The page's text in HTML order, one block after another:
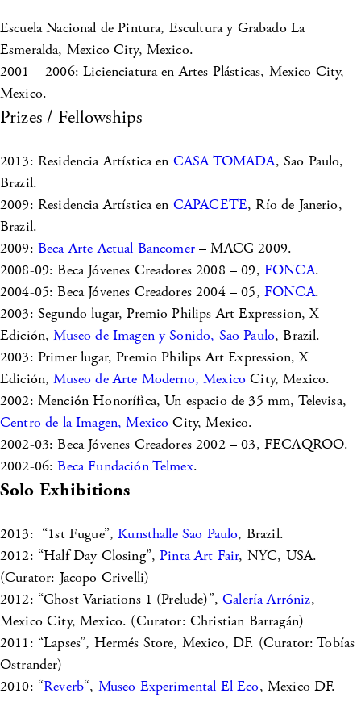
Escuela Nacional de Pintura, Escultura y Grabado La
Esmeralda, Mexico City, Mexico.
2001 – 2006: Licienciatura en Artes Plásticas, Mexico City,
Mexico.
Prizes / Fellowships
2013: Residencia Artística en CASA TOMADA, Sao Paulo,
Brazil.
2009: Residencia Artística en CAPACETE, Río de Janerio,
Brazil.
2009: Beca Arte Actual Bancomer– MACG 2009.
2008-09: Beca Jóvenes Creadores 2008 – 09, FONCA.
2004-05: Beca Jóvenes Creadores 2004 – 05, FONCA.
2003: Segundo lugar, Premio Philips Art Expression, X
Edición,Museo de Imagen y Sonido, Sao Paulo, Brazil.
2003: Primer lugar, Premio Philips Art Expression, X
Edición,Museo de Arte Moderno, Mexico City, Mexico.
2002: Mención Honorífica, Un espacio de 35 mm, Televisa,
Centro de la Imagen, Mexico City, Mexico.
2002-03: Beca Jóvenes Creadores 2002 – 03, FECAQROO.
2002-06:Beca Fundación Telmex.
Solo Exhibitions
2013: “1st Fugue”,Kunsthalle Sao Paulo, Brazil.
2012: “Half Day Closing”,Pinta Art Fair, NYC, USA.
(Curator: Jacopo Crivelli)
2012: “Ghost Variations 1 (Prelude)”,Galería Arróniz,
Mexico City, Mexico. (Curator: Christian Barragán)
2011: “Lapses”, Hermés Store, Mexico, DF. (Curator: Tobías
Ostrander)
2010: “Reverb“, Museo Experimental El Eco, Mexico DF.